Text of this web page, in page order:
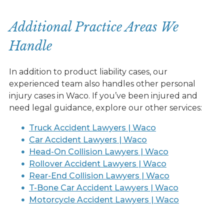
Additional Practice Areas We
Handle
In addition to product liability cases, our
experienced team also handles other personal
injury cases in Waco. If you’ve been injured and
need legal guidance, explore our other services:
Truck Accident Lawyers | Waco
Car Accident Lawyers | Waco
Head-On Collision Lawyers | Waco
Rollover Accident Lawyers | Waco
Rear-End Collision Lawyers | Waco
T-Bone Car Accident Lawyers | Waco
Motorcycle Accident Lawyers | Waco